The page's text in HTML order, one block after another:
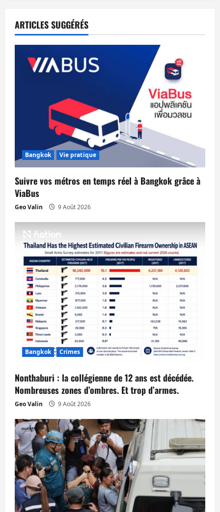
t
i
a
r
t
i
c
ARTICLES SUGGÉRÉS
Bangkok Vie pratique
Suivre vos métros en temps réel à Bangkok grâce à
ViaBus
Geo Valin 9 Août 2026
Bangkok Crimes
Nonthaburi : la collégienne de 12 ans est décédée.
Nombreuses zones d’ombres. Et trop d’armes.
Geo Valin 9 Août 2026